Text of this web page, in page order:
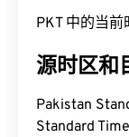
PKT 中的当
源时区和
Pakistan
Standard